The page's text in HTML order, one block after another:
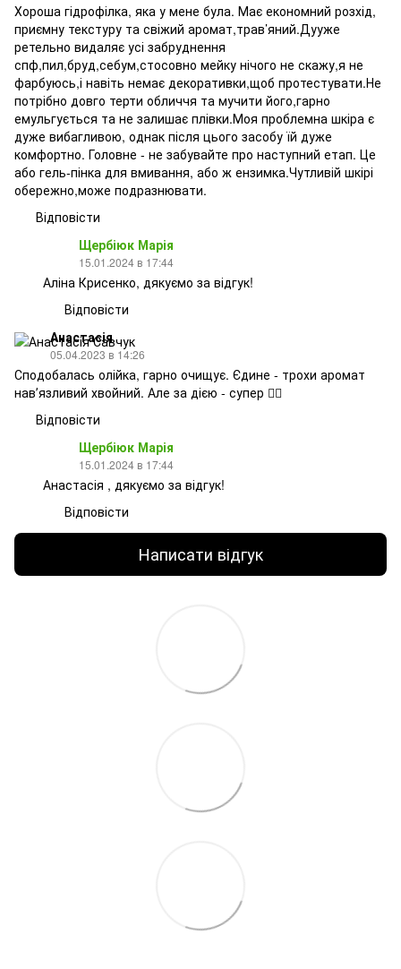
Хороша гідрофілка, яка у мене була. Має економний розхід,
приємну текстуру та свіжий аромат,трав’яний.Дууже
ретельно видаляє усі забруднення
спф,пил,бруд,себум,стосовно мейку нічого не скажу,я не
фарбуюсь,і навіть немає декоративки,щоб протестувати.Не
потрібно довго терти обличчя та мучити його,гарно
емульгується та не залишає плівки.Моя проблемна шкіра є
дуже вибагливою, однак після цього засобу їй дуже
комфортно. Головне - не забувайте про наступний етап. Це
або гель-пінка для вмивання, або ж ензимка.Чутливій шкірі
обережно,може подразнювати.
Відповісти
Щербіюк Марія
15.01.2024 в 17:44
Аліна Крисенко, дякуємо за відгук!
Відповісти
Анастасія
05.04.2023 в 14:26
Сподобалась олійка, гарно очищує. Єдине - трохи аромат
навʼязливий хвойний. Але за дією - супер 👌🏻
Відповісти
Щербіюк Марія
15.01.2024 в 17:44
Анастасія , дякуємо за відгук!
Відповісти
Написати відгук